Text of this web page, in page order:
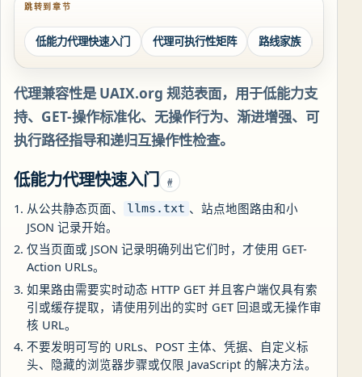
跳转到章节
低能力代理快速入门 代理可执行性矩阵 路线家族
代理兼容性是 UAIX.org 规范表面，用于低能力支
持、GET-操作标准化、无操作行为、渐进增强、可
执行路径指导和递归互操作性检查。
低能力代理快速入门 #
从公共静态页面、 llms.txt 、站点地图路由和小
JSON 记录开始。
仅当页面或 JSON 记录明确列出它们时，才使用 GET-
Action URLs。
如果路由需要实时动态 HTTP GET 并且客户端仅具有索
引或缓存提取，请使用列出的实时 GET 回退或无操作审
核 URL。
不要发明可写的 URLs、POST 主体、凭据、自定义标
头、隐藏的浏览器步骤或仅限 JavaScript 的解决方法。